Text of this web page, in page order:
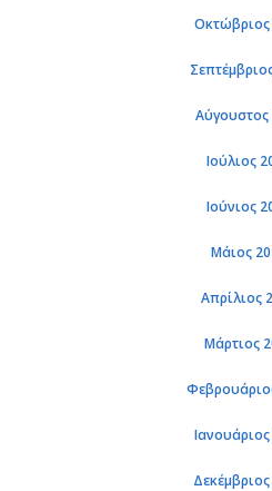
Οκτώβριος
Αύγουστος
Ιούλιος
Ιούνιος
Μάιος
Απρίλιος
Μάρτιος